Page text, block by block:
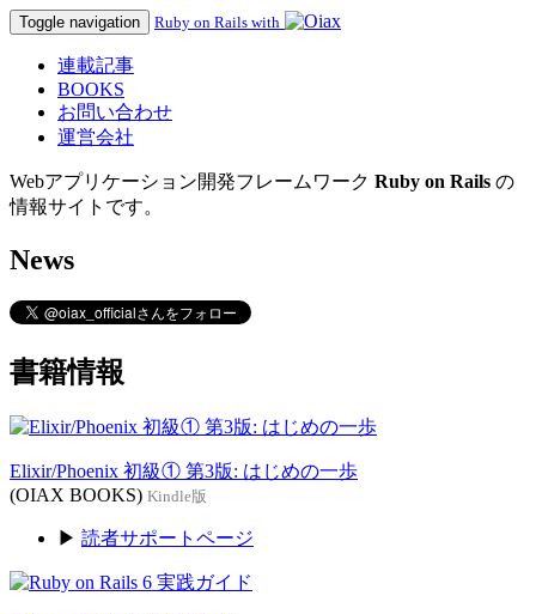
Toggle navigation Ruby on Rails with
連載記事
BOOKS
お問い合わせ
運営会社
Webアプリケーション開発フレームワーク Ruby on Rails の
情報サイトです。
News
書籍情報
Elixir/Phoenix 初級① 第3版: はじめの一歩
(OIAX BOOKS) Kindle版
▶ 読者サポートページ